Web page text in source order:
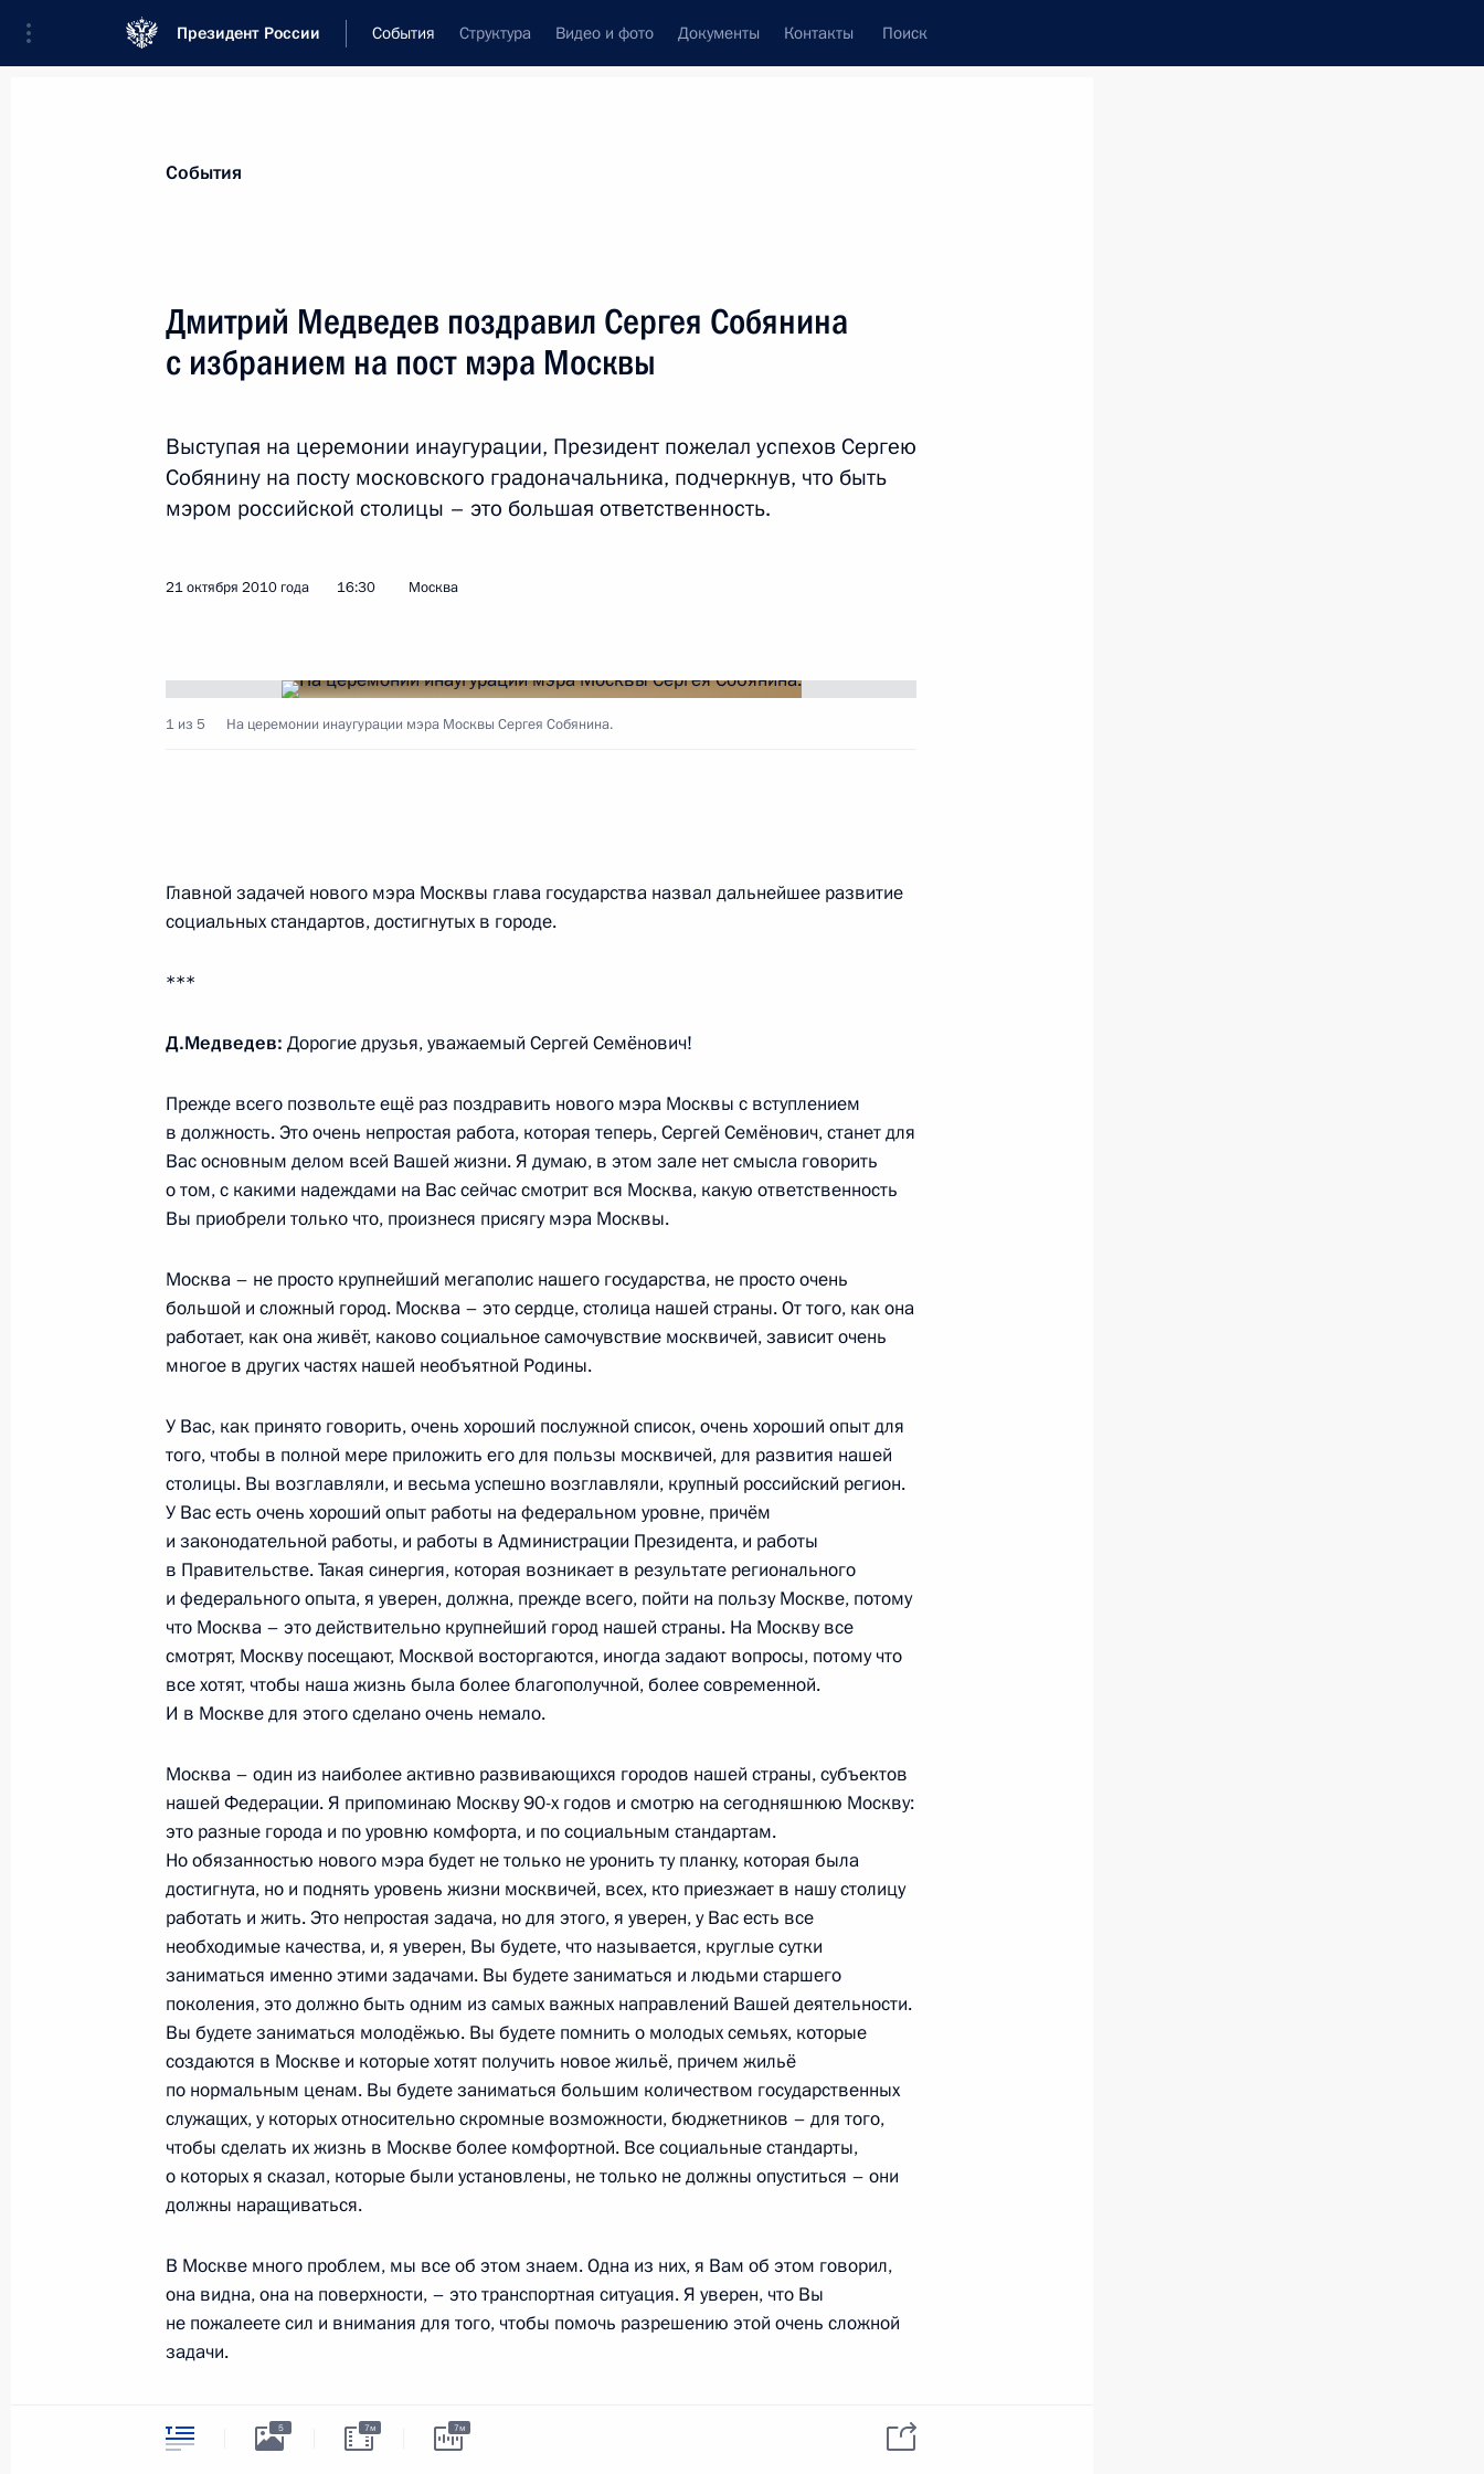
Президент России События Структура Видео и фото Документы Контакты Поиск
Разделы сайта
Президента
России
События
Структура
Видео и фото
Документы
Контакты
Поиск
Для СМИ
Подписаться
Справочник
Версия для людей
English
Информационные
ресурсы
Президента России
Президент России
Текущий ресурс
Конституция России
Государственная
символика
Обратиться к Президенту
Президент России —
гражданам школьного
возраста
Виртуальный тур по
Кремлю
Владимир Путин —
личный сайт
Официальные
сетевые ресурсы
Президента России
MAX
ВКонтакте
Rutube
Telegram-канал
YouTube
Правовая и
техническая
информация
О портале
Об использовании
информации сайта
О персональных
данных пользователей
Написать в редакцию
Все материалы сайта
События
Дмитрий Медведев поздравил Сергея Собянина
с избранием на пост мэра Москвы
Выступая на церемонии инаугурации, Президент пожелал успехов Сергею
Собянину на посту московского градоначальника, подчеркнув, что быть
мэром российской столицы – это большая ответственность.
21 октября 2010 года 16:30 Москва
1 из 5 На церемонии инаугурации мэра Москвы Сергея Собянина.
Главной задачей нового мэра Москвы глава государства назвал дальнейшее развитие
социальных стандартов, достигнутых в городе.
***
Д.Медведев: Дорогие друзья, уважаемый Сергей Семёнович!
Прежде всего позвольте ещё раз поздравить нового мэра Москвы с вступлением
в должность. Это очень непростая работа, которая теперь, Сергей Семёнович, станет для
Вас основным делом всей Вашей жизни. Я думаю, в этом зале нет смысла говорить
о том, с какими надеждами на Вас сейчас смотрит вся Москва, какую ответственность
Вы приобрели только что, произнеся присягу мэра Москвы.
Москва – не просто крупнейший мегаполис нашего государства, не просто очень
большой и сложный город. Москва – это сердце, столица нашей страны. От того, как она
работает, как она живёт, каково социальное самочувствие москвичей, зависит очень
многое в других частях нашей необъятной Родины.
У Вас, как принято говорить, очень хороший послужной список, очень хороший опыт для
того, чтобы в полной мере приложить его для пользы москвичей, для развития нашей
столицы. Вы возглавляли, и весьма успешно возглавляли, крупный российский регион.
У Вас есть очень хороший опыт работы на федеральном уровне, причём
и законодательной работы, и работы в Администрации Президента, и работы
в Правительстве. Такая синергия, которая возникает в результате регионального
и федерального опыта, я уверен, должна, прежде всего, пойти на пользу Москве, потому
что Москва – это действительно крупнейший город нашей страны. На Москву все
смотрят, Москву посещают, Москвой восторгаются, иногда задают вопросы, потому что
все хотят, чтобы наша жизнь была более благополучной, более современной.
И в Москве для этого сделано очень немало.
Москва – один из наиболее активно развивающихся городов нашей страны, субъектов
нашей Федерации. Я припоминаю Москву 90-х годов и смотрю на сегодняшнюю Москву:
это разные города и по уровню комфорта, и по социальным стандартам.
Но обязанностью нового мэра будет не только не уронить ту планку, которая была
достигнута, но и поднять уровень жизни москвичей, всех, кто приезжает в нашу столицу
работать и жить. Это непростая задача, но для этого, я уверен, у Вас есть все
необходимые качества, и, я уверен, Вы будете, что называется, круглые сутки
заниматься именно этими задачами. Вы будете заниматься и людьми старшего
поколения, это должно быть одним из самых важных направлений Вашей деятельности.
Вы будете заниматься молодёжью. Вы будете помнить о молодых семьях, которые
создаются в Москве и которые хотят получить новое жильё, причем жильё
по нормальным ценам. Вы будете заниматься большим количеством государственных
служащих, у которых относительно скромные возможности, бюджетников – для того,
чтобы сделать их жизнь в Москве более комфортной. Все социальные стандарты,
о которых я сказал, которые были установлены, не только не должны опуститься – они
должны наращиваться.
В Москве много проблем, мы все об этом знаем. Одна из них, я Вам об этом говорил,
она видна, она на поверхности, – это транспортная ситуация. Я уверен, что Вы
не пожалеете сил и внимания для того, чтобы помочь разрешению этой очень сложной
задачи.
полномочия Президент, Правительство, Федеральное Собрание, высшие суды нашей
5 7м 7м